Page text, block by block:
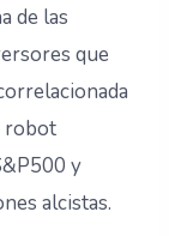
de las
que
robot
y
alcistas.